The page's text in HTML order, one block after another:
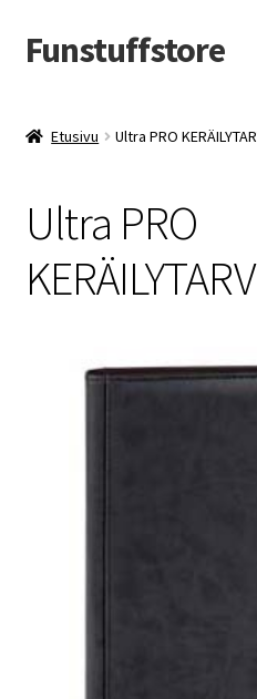
Siirry
navigointiin
Siirry
sisältöön
Funstuffstore
Etusivu Ultra PRO
Ultra PRO